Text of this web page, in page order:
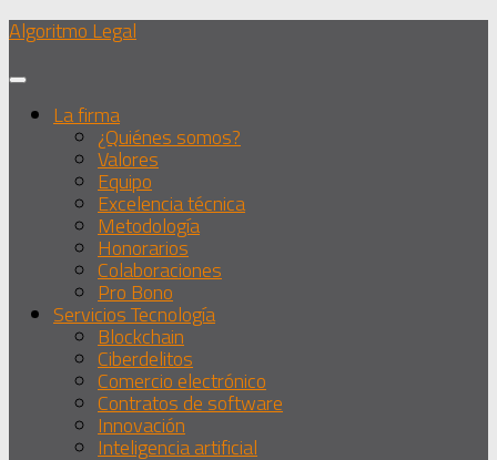
Debajo
del
contenido
Algoritmo Legal
La firma
¿Quiénes somos?
Valores
Equipo
Excelencia técnica
Metodología
Honorarios
Colaboraciones
Pro Bono
Servicios Tecnología
Blockchain
Ciberdelitos
Comercio electrónico
Contratos de software
Innovación
Inteligencia artificial